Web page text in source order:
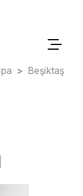
> Beşiktaş